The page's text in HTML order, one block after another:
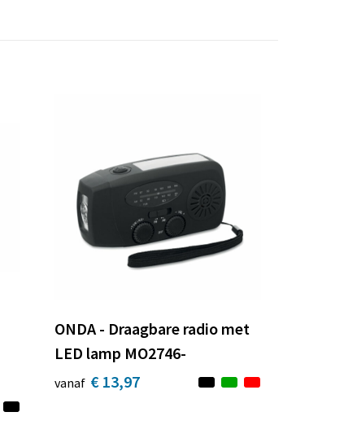
ONDA - Draagbare radio met
LED lamp MO2746-
vanaf € 13,97